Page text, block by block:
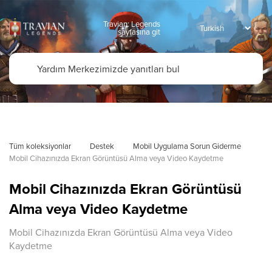
Travian: Legends
sayfasına git
Tüm koleksiyonlar Destek
Mobil Uygulama Sorun Giderme
Mobil Cihazınızda Ekran Görüntüsü Alma veya Video Kaydetme
Mobil Cihazınızda Ekran Görüntüsü
Alma veya Video Kaydetme
Mobil Cihazınızda Ekran Görüntüsü Alma veya Video
Kaydetme